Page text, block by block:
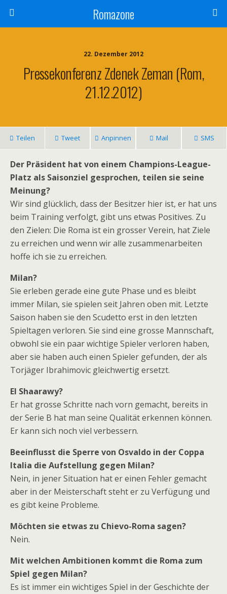
Romazone
22. Dezember 2012
Pressekonferenz Zdenek Zeman (Rom,
21.12.2012)
Teilen Tweet Anpinnen Mail SMS
Der Präsident hat von einem Champions-League-
Platz als Saisonziel gesprochen, teilen sie seine
Meinung?
Wir sind glücklich, dass der Besitzer hier ist, er hat uns
beim Training verfolgt, gibt uns etwas Positives. Zu
den Zielen: Die Roma ist ein grosser Verein, hat Ziele
zu erreichen und wenn wir alle zusammenarbeiten
hoffe ich sie zu erreichen.
Milan?
Sie erleben gerade eine gute Phase und es bleibt
immer Milan, sie spielen seit Jahren oben mit. Letzte
Saison haben sie den Scudetto erst in den letzten
Spieltagen verloren. Sie sind eine grosse Mannschaft,
obwohl sie ein paar wichtige Spieler verloren haben,
aber sie haben auch einen Spieler gefunden, der als
Torjäger Ibrahimovic gleichwertig ersetzt.
El Shaarawy?
Er hat grosse Schritte nach vorn gemacht, bereits in
der Serie B hat man seine Qualität erkennen können.
Er kann sich noch viel verbessern.
Beeinflusst die Sperre von Osvaldo in der Coppa
Italia die Aufstellung gegen Milan?
Nein, in jener Situation hat er einen Fehler gemacht
aber in der Meisterschaft steht er zu Verfügung und
es gibt keine Probleme.
Möchten sie etwas zu Chievo-Roma sagen?
Nein.
Mit welchen Ambitionen kommt die Roma zum
Spiel gegen Milan?
Es ist immer ein wichtiges Spiel in der Geschichte der